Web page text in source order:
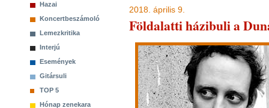
Hazai
Koncertbeszámoló
Lemezkritika
Interjú
Események
Gitársuli
TOP 5
Hónap zenekara
2018. április 9.
Földalatti házibuli a